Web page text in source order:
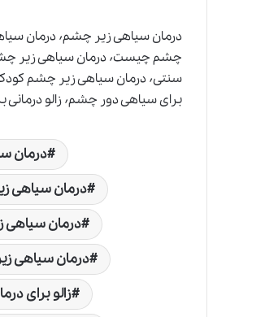
برای سیاهی دور چشم٬ زالو درمانی برای سیاهی زیر چشم
درمان
درمان سیاهی
درمان سیاهی
درمان سیاهی
زالو برای